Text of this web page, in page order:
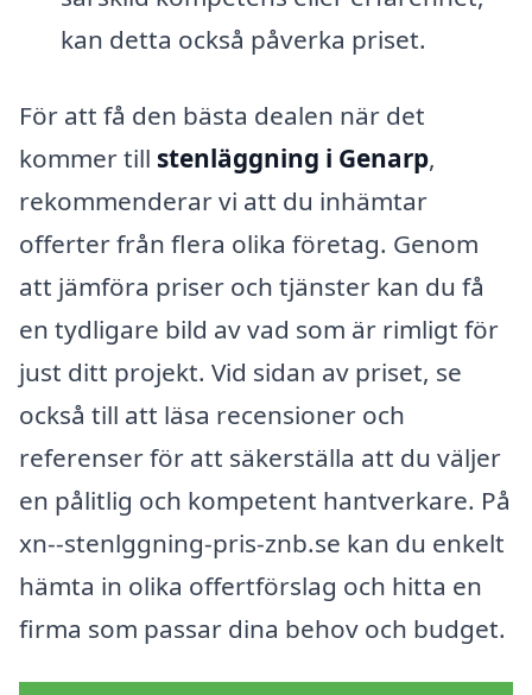
kan detta också påverka priset.
För att få den bästa dealen när det
kommer till stenläggning i Genarp,
rekommenderar vi att du inhämtar
offerter från flera olika företag. Genom
att jämföra priser och tjänster kan du få
en tydligare bild av vad som är rimligt för
just ditt projekt. Vid sidan av priset, se
också till att läsa recensioner och
referenser för att säkerställa att du väljer
en pålitlig och kompetent hantverkare. På
xn--stenlggning-pris-znb.se kan du enkelt
hämta in olika offertförslag och hitta en
firma som passar dina behov och budget.